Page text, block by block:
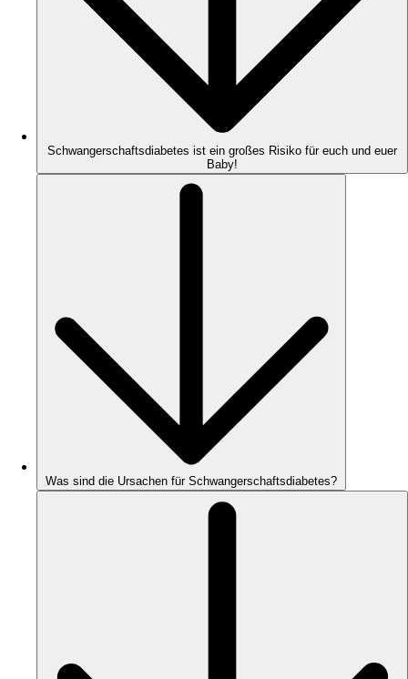
Schwangerschaftsdiabetes ist ein großes Risiko für euch und euer
Baby!
Was sind die Ursachen für Schwangerschaftsdiabetes?